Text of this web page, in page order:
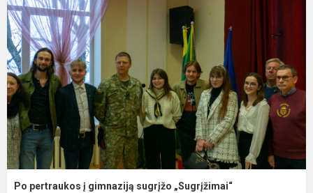
Po pertraukos į gimnaziją sugrįžo „Sugrįžimai“